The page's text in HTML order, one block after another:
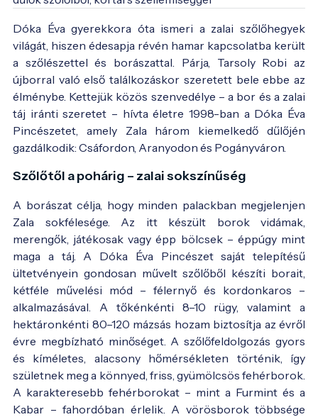
Dóka Éva gyerekkora óta ismeri a zalai szőlőhegyek
világát, hiszen édesapja révén hamar kapcsolatba került
a szőlészettel és borászattal. Párja, Tarsoly Robi az
újborral való első találkozáskor szeretett bele ebbe az
élménybe. Kettejük közös szenvedélye – a bor és a zalai
táj iránti szeretet – hívta életre 1998-ban a Dóka Éva
Pincészetet, amely Zala három kiemelkedő dűlőjén
gazdálkodik: Csáfordon, Aranyodon és Pogányváron.
Szőlőtől a pohárig – zalai sokszínűség
A borászat célja, hogy minden palackban megjelenjen
Zala sokfélesége. Az itt készült borok vidámak,
merengők, játékosak vagy épp bölcsek – éppúgy mint
maga a táj. A Dóka Éva Pincészet saját telepítésű
ültetvényein gondosan művelt szőlőből készíti borait,
kétféle művelési mód – félernyő és kordonkaros –
alkalmazásával. A tőkénkénti 8–10 rügy, valamint a
hektáronkénti 80–120 mázsás hozam biztosítja az évről
évre megbízható minőséget. A szőlőfeldolgozás gyors
és kíméletes, alacsony hőmérsékleten történik, így
születnek meg a könnyed, friss, gyümölcsös fehérborok.
A karakteresebb fehérborokat – mint a Furmint és a
Kabar – fahordóban érlelik. A vörösborok többsége